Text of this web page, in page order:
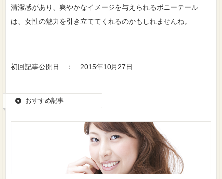
清潔感があり、爽やかなイメージを与えられるポニーテール
は、女性の魅力を引き立ててくれるのかもしれませんね。
初回記事公開日 ： 2015年10月27日
おすすめ記事